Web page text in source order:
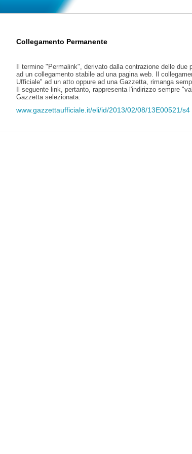
Collegamento Permanente
Il termine "Permalink", derivato dalla contrazione delle due
ad un collegamento stabile ad una pagina web. Il
Ufficiale" ad un atto oppure ad una Gazzetta, rimanga
Il seguente link, pertanto, rappresenta l'indirizzo sempre
Gazzetta selezionata:
www.gazzettaufficiale.it/eli/id/2013/02/08/13E00521/s4